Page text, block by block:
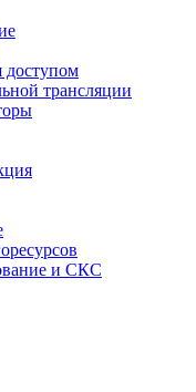
доступом
трансляции
и СКС